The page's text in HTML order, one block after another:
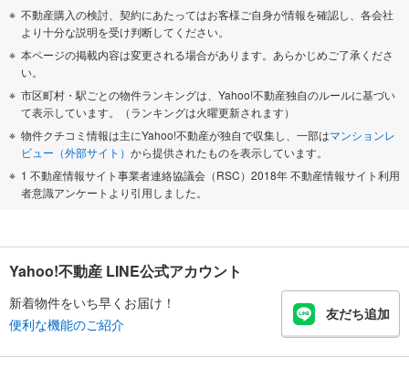
不動産購入の検討、契約にあたってはお客様ご自身が情報を確認し、各会社
より十分な説明を受け判断してください。
本ページの掲載内容は変更される場合があります。あらかじめご了承くださ
い。
市区町村・駅ごとの物件ランキングは、Yahoo!不動産独自のルールに基づい
て表示しています。（ランキングは火曜更新されます）
物件クチコミ情報は主にYahoo!不動産が独自で収集し、一部はマンションレ
ビュー（外部サイト） から提供されたものを表示しています。
1 不動産情報サイト事業者連絡協議会（RSC）2018年 不動産情報サイト利用
者意識アンケートより引用しました。
Yahoo!不動産 LINE公式アカウント
新着物件をいち早くお届け！
便利な機能のご紹介
友だち追加